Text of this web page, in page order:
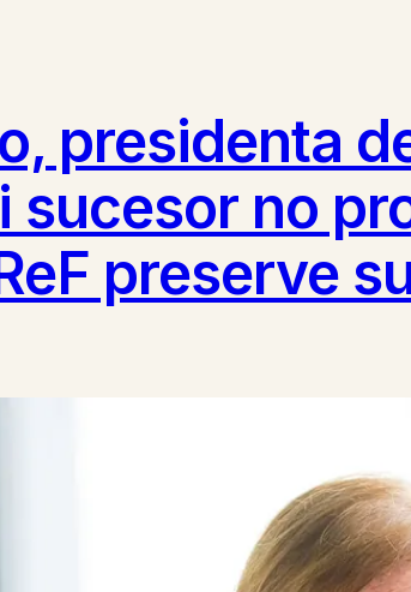
presidenta
sucesor no
preserve